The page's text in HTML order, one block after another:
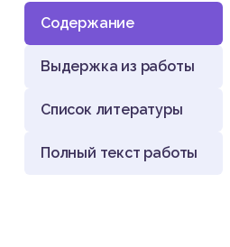
Содержание
Выдержка из работы
Список литературы
Полный текст работы